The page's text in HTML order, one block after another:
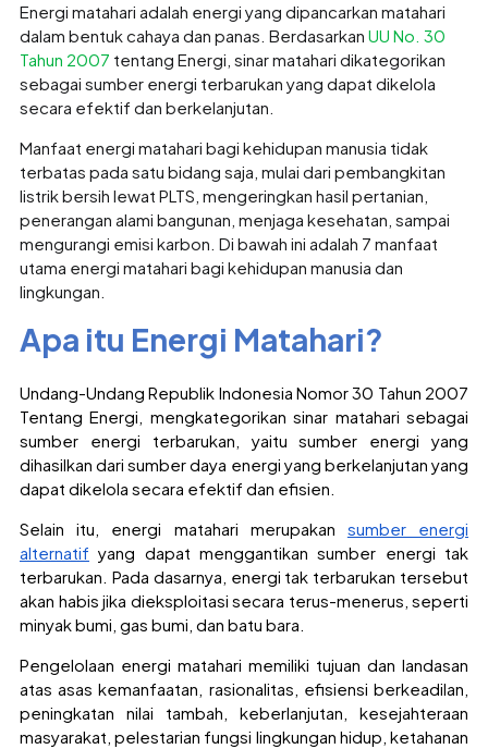
Energi matahari adalah energi yang dipancarkan matahari
dalam bentuk cahaya dan panas. Berdasarkan UU No. 30
Tahun 2007 tentang Energi, sinar matahari dikategorikan
sebagai sumber energi terbarukan yang dapat dikelola
secara efektif dan berkelanjutan.
Manfaat energi matahari bagi kehidupan manusia tidak
terbatas pada satu bidang saja, mulai dari pembangkitan
listrik bersih lewat PLTS, mengeringkan hasil pertanian,
penerangan alami bangunan, menjaga kesehatan, sampai
mengurangi emisi karbon. Di bawah ini adalah 7 manfaat
utama energi matahari bagi kehidupan manusia dan
lingkungan.
Apa itu Energi Matahari?
Undang-Undang Republik Indonesia Nomor 30 Tahun 2007
Tentang Energi, mengkategorikan sinar matahari sebagai
sumber energi terbarukan, yaitu sumber energi yang
dihasilkan dari sumber daya energi yang berkelanjutan yang
dapat dikelola secara efektif dan efisien.
Selain itu, energi matahari merupakan sumber energi
alternatif yang dapat menggantikan sumber energi tak
terbarukan. Pada dasarnya, energi tak terbarukan tersebut
akan habis jika dieksploitasi secara terus-menerus, seperti
minyak bumi, gas bumi, dan batu bara.
Pengelolaan energi matahari memiliki tujuan dan landasan
atas asas kemanfaatan, rasionalitas, efisiensi berkeadilan,
peningkatan nilai tambah, keberlanjutan, kesejahteraan
masyarakat, pelestarian fungsi lingkungan hidup, ketahanan